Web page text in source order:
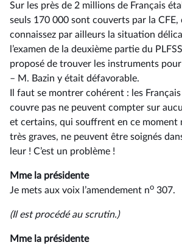
Sur les près de 2 millions de Français
seuls 170 000 sont couverts par la CFE,
connaissez par ailleurs la situation
l’examen de la deuxième partie du
proposé de trouver les instruments
–⁠ M. Bazin y était défavorable.
Il faut se montrer cohérent : les
couvre pas ne peuvent compter sur
et certains, qui souffrent en ce moment
très graves, ne peuvent être soignés
leur ! C’est un problème !
Mme la présidente
Je mets aux voix l’amendement no 307.
(Il est procédé au scrutin.)
Mme la présidente